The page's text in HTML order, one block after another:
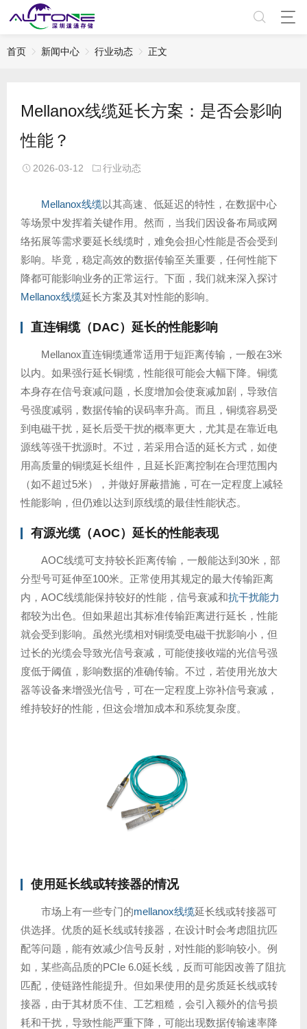
首页 新闻中心 行业动态 正文
Mellanox线缆延长方案：是否会影响
性能？
2026-03-12 行业动态
Mellanox线缆以其高速、低延迟的特性，在数据中心
等场景中发挥着关键作用。然而，当我们因设备布局或网
络拓展等需求要延长线缆时，难免会担心性能是否会受到
影响。毕竟，稳定高效的数据传输至关重要，任何性能下
降都可能影响业务的正常运行。下面，我们就来深入探讨
Mellanox线缆延长方案及其对性能的影响。
直连铜缆（DAC）延长的性能影响
Mellanox直连铜缆通常适用于短距离传输，一般在3米
以内。如果强行延长铜缆，性能很可能会大幅下降。铜缆
本身存在信号衰减问题，长度增加会使衰减加剧，导致信
号强度减弱，数据传输的误码率升高。而且，铜缆容易受
到电磁干扰，延长后受干扰的概率更大，尤其是在靠近电
源线等强干扰源时。不过，若采用合适的延长方式，如使
用高质量的铜缆延长组件，且延长距离控制在合理范围内
（如不超过5米），并做好屏蔽措施，可在一定程度上减轻
性能影响，但仍难以达到原线缆的最佳性能状态。
有源光缆（AOC）延长的性能表现
AOC线缆可支持较长距离传输，一般能达到30米，部
分型号可延伸至100米。正常使用其规定的最大传输距离
内，AOC线缆能保持较好的性能，信号衰减和抗干扰能力
都较为出色。但如果超出其标准传输距离进行延长，性能
就会受到影响。虽然光缆相对铜缆受电磁干扰影响小，但
过长的光缆会导致光信号衰减，可能使接收端的光信号强
度低于阈值，影响数据的准确传输。不过，若使用光放大
器等设备来增强光信号，可在一定程度上弥补信号衰减，
维持较好的性能，但这会增加成本和系统复杂度。
使用延长线或转接器的情况
市场上有一些专门的mellanox线缆延长线或转接器可
供选择。优质的延长线或转接器，在设计时会考虑阻抗匹
配等问题，能有效减少信号反射，对性能的影响较小。例
如，某些高品质的PCIe 6.0延长线，反而可能因改善了阻抗
匹配，使链路性能提升。但如果使用的是劣质延长线或转
接器，由于其材质不佳、工艺粗糙，会引入额外的信号损
耗和干扰，导致性能严重下降，可能出现数据传输速率降